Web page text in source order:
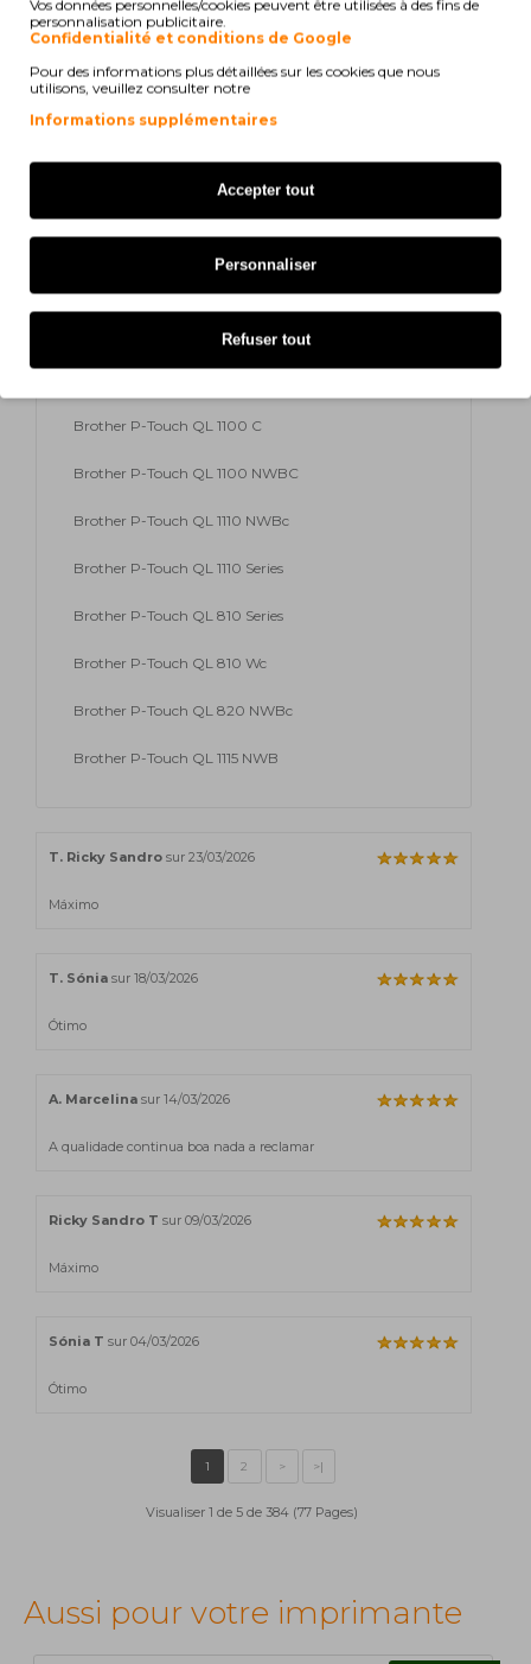
Brother P-Touch QL 1100 NWB
Brother P-Touch QL 820 NW
Brother P-Touch QL 1100
Brother P-Touch QL 600
Brother P-Touch QL 600 G
Brother P-Touch QL 1100 C
Brother P-Touch QL 1100 NWBC
Brother P-Touch QL 1110 NWBc
Brother P-Touch QL 1110 Series
Brother P-Touch QL 810 Series
Brother P-Touch QL 810 Wc
Brother P-Touch QL 820 NWBc
Brother P-Touch QL 1115 NWB
T. Ricky Sandro sur 23/03/2026
Máximo
T. Sónia sur 18/03/2026
Ótimo
A. Marcelina sur 14/03/2026
A qualidade continua boa nada a reclamar
Ricky Sandro T sur 09/03/2026
Máximo
Sónia T sur 04/03/2026
Ótimo
Visualiser 1 de 5 de 384 (77 Pages)
Aussi pour votre imprimante
Vos données personnelles/cookies peuvent être utilisées à des fins de
personnalisation publicitaire.
Confidentialité et conditions de Google
Pour des informations plus détaillées sur les cookies que nous
utilisons, veuillez consulter notre
Informations supplémentaires
Accepter tout
Personnaliser
Refuser tout